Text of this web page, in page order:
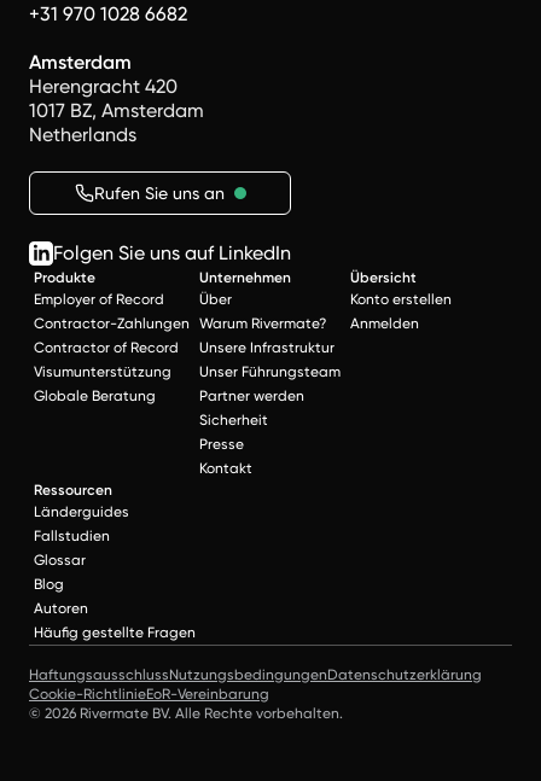
+31 970 1028 6682
Amsterdam
Herengracht 420
1017 BZ, Amsterdam
Netherlands
Rufen Sie uns an
Folgen Sie uns auf LinkedIn
Produkte
Employer of Record
Contractor-Zahlungen
Contractor of Record
Visumunterstützung
Globale Beratung
Unternehmen
Über
Warum Rivermate?
Unsere Infrastruktur
Unser Führungsteam
Partner werden
Sicherheit
Presse
Kontakt
Übersicht
Konto erstellen
Anmelden
Ressourcen
Länderguides
Fallstudien
Glossar
Blog
Autoren
Häufig gestellte Fragen
HaftungsausschlussNutzungsbedingungenDatenschutzerklärung
Cookie-RichtlinieEoR-Vereinbarung
© 2026 Rivermate BV. Alle Rechte vorbehalten.